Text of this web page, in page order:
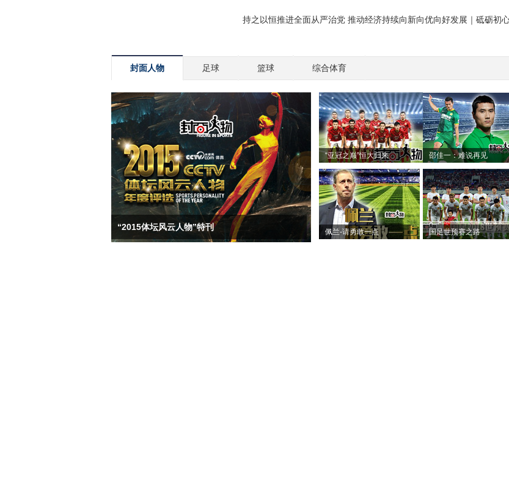
封面人物 足球 篮球 综合体育
“2015体坛风云人物”特刊
“亚冠之巅”恒大归来 邵佳一：难说再见
佩兰-请勇敢一点 国足世预赛之路